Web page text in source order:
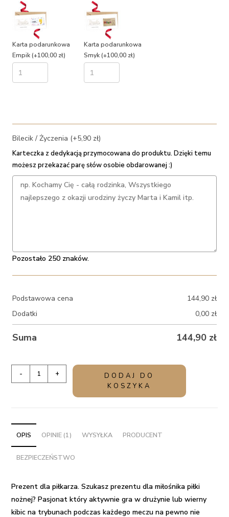
Karta podarunkowa
Empik(+100,00 zł)
Karta podarunkowa
Smyk(+100,00 zł)
Bilecik / Życzenia (+5,90 zł)
Karteczka z dedykacją przymocowana do produktu. Dzięki temu
możesz przekazać parę słów osobie obdarowanej :)
Pozostało 250 znaków.
Podstawowa cena 144,90 zł
Dodatki
0,00 zł
Suma 144,90 zł
Prezent
-
zestaw
balonów
w
pudełku
- +
DODAJ DO
KOSZYKA
OPIS OPINIE (1) WYSYŁKA PRODUCENT
BEZPIECZEŃSTWO
Prezent dla piłkarza.Szukasz prezentu dla miłośnika piłki
nożnej? Pasjonat który aktywnie gra w drużynie lub wierny
kibic na trybunach podczas każdego meczu na pewno nie